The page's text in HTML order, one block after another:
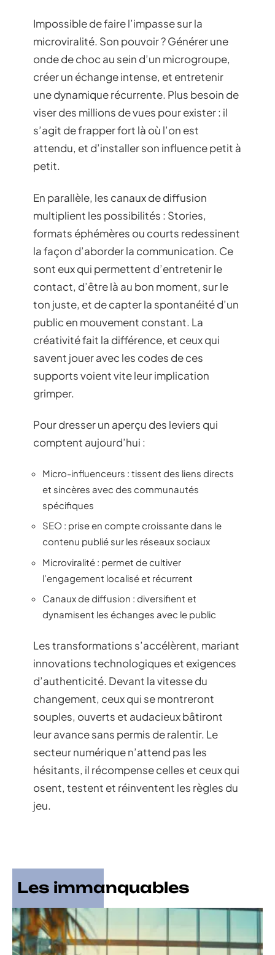
Impossible de faire l’impasse sur la
microviralité. Son pouvoir ? Générer une
onde de choc au sein d’un microgroupe,
créer un échange intense, et entretenir
une dynamique récurrente. Plus besoin de
viser des millions de vues pour exister : il
s’agit de frapper fort là où l’on est
attendu, et d’installer son influence petit à
petit.
En parallèle, les canaux de diffusion
multiplient les possibilités : Stories,
formats éphémères ou courts redessinent
la façon d’aborder la communication. Ce
sont eux qui permettent d’entretenir le
contact, d’être là au bon moment, sur le
ton juste, et de capter la spontanéité d’un
public en mouvement constant. La
créativité fait la différence, et ceux qui
savent jouer avec les codes de ces
supports voient vite leur implication
grimper.
Pour dresser un aperçu des leviers qui
comptent aujourd’hui :
Micro-influenceurs : tissent des liens directs
et sincères avec des communautés
spécifiques
SEO : prise en compte croissante dans le
contenu publié sur les réseaux sociaux
Microviralité : permet de cultiver
l’engagement localisé et récurrent
Canaux de diffusion : diversifient et
dynamisent les échanges avec le public
Les transformations s’accélèrent, mariant
innovations technologiques et exigences
d’authenticité. Devant la vitesse du
changement, ceux qui se montreront
souples, ouverts et audacieux bâtiront
leur avance sans permis de ralentir. Le
secteur numérique n’attend pas les
hésitants, il récompense celles et ceux qui
osent, testent et réinventent les règles du
jeu.
Les immanquables